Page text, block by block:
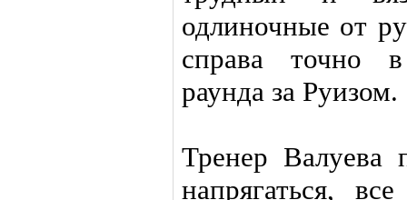
одлиночные от
справа точно
раунда за Руизом.
Тренер Валуева
напрягаться,